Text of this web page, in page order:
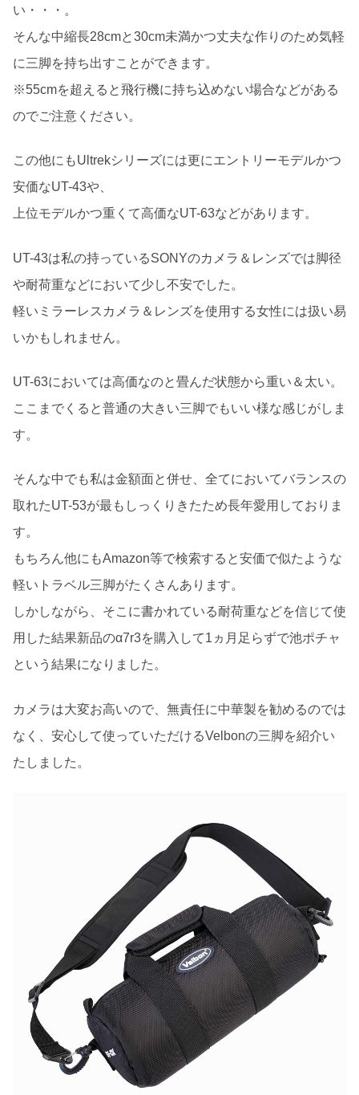
い・・・。
そんな中縮長28cmと30cm未満かつ丈夫な作りのため気軽
に三脚を持ち出すことができます。
※55cmを超えると飛行機に持ち込めない場合などがある
のでご注意ください。
この他にもUltrekシリーズには更にエントリーモデルかつ
安価なUT-43や、
上位モデルかつ重くて高価なUT-63などがあります。
UT-43は私の持っているSONYのカメラ＆レンズでは脚径
や耐荷重などにおいて少し不安でした。
軽いミラーレスカメラ＆レンズを使用する女性には扱い易
いかもしれません。
UT-63においては高価なのと畳んだ状態から重い＆太い。
ここまでくると普通の大きい三脚でもいい様な感じがしま
す。
そんな中でも私は金額面と併せ、全てにおいてバランスの
取れたUT-53が最もしっくりきたため長年愛用しておりま
す。
もちろん他にもAmazon等で検索すると安価で似たような
軽いトラベル三脚がたくさんあります。
しかしながら、そこに書かれている耐荷重などを信じて使
用した結果新品のα7r3を購入して1ヵ月足らずで池ポチャ
という結果になりました。
カメラは大変お高いので、無責任に中華製を勧めるのでは
なく、安心して使っていただけるVelbonの三脚を紹介い
たしました。